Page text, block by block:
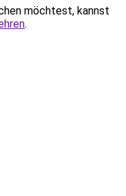
möchtest, kannst
.